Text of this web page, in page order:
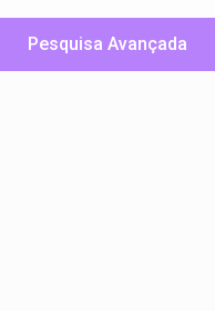
Pesquisa Avançada